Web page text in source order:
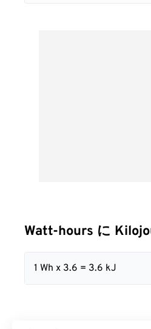
Watt-hours に
1 Wh x 3.6 = 3.6 kJ